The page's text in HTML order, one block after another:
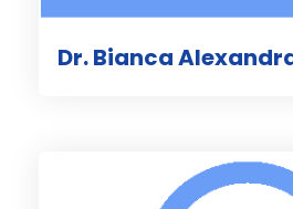
Dr. Bianca